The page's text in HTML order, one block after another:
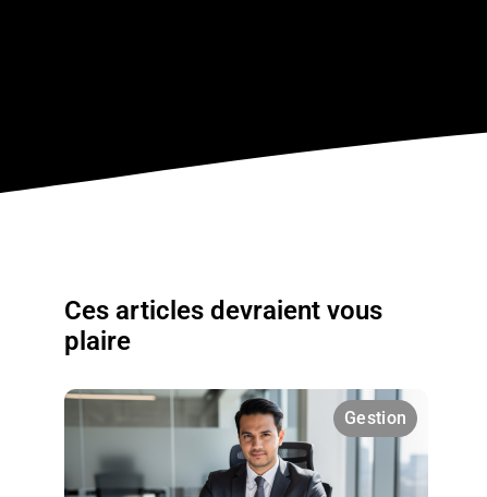
Ces articles devraient vous
plaire
Gestion